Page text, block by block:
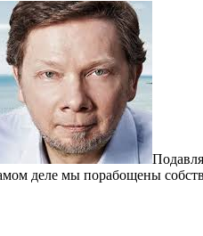
деле мы порабощены